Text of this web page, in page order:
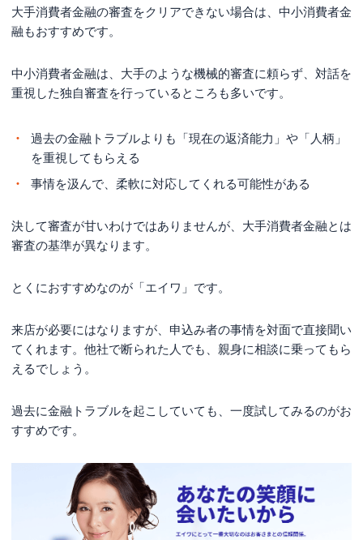
大手消費者金融の審査をクリアできない場合は、中小消費者金
融もおすすめです。
中小消費者金融は、大手のような機械的審査に頼らず、対話を
重視した独自審査を行っているところも多いです。
過去の金融トラブルよりも「現在の返済能力」や「人柄」
を重視してもらえる
事情を汲んで、柔軟に対応してくれる可能性がある
決して審査が甘いわけではありませんが、大手消費者金融とは
審査の基準が異なります。
とくにおすすめなのが「エイワ」です。
来店が必要にはなりますが、申込み者の事情を対面で直接聞い
てくれます。他社で断られた人でも、親身に相談に乗ってもら
えるでしょう。
過去に金融トラブルを起こしていても、一度試してみるのがお
すすめです。